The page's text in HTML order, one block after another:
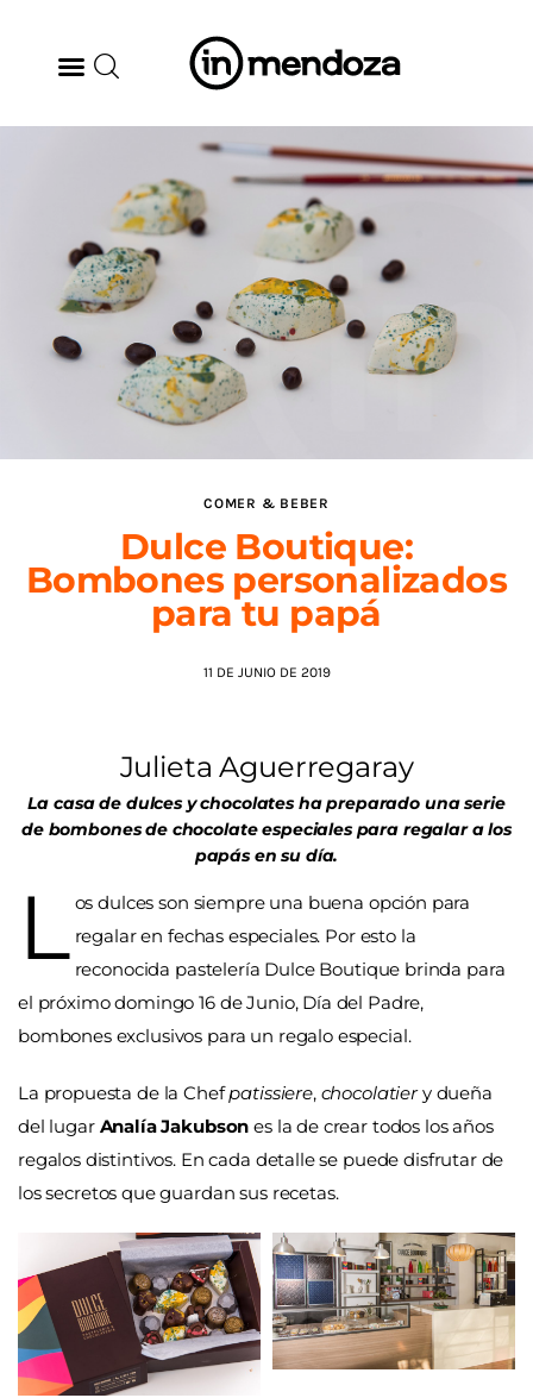
GASTRONOMÍA
ARTE & CULTURA
MÚSICA
DÓNDE IR
TENDENCIAS
AGENDA
COMER & BEBER
Dulce Boutique:
Bombones personalizados
para tu papá
11 DE JUNIO DE 2019
Julieta Aguerregaray
La casa de dulces y chocolates ha preparado una serie
de bombones de chocolate especiales para regalar a los
papás en su día.
L os dulces son siempre una buena opción para
regalar en fechas especiales. Por esto la
reconocida pastelería Dulce Boutique brinda para
el próximo domingo 16 de Junio, Día del Padre,
bombones exclusivos para un regalo especial.
La propuesta de la Chefpatissiere, chocolatiery dueña
del lugar Analía Jakubson es la de crear todos los años
regalos distintivos. En cada detalle se puede disfrutar de
los secretos que guardan sus recetas.